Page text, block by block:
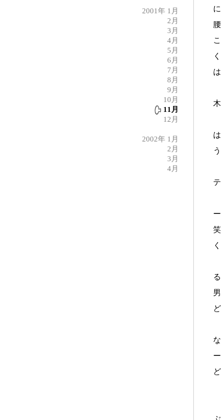
2001年 1月
2月
3月
4月
5月
6月
7月
8月
9月
10月
11月
12月
2002年 1月
2月
3月
4月